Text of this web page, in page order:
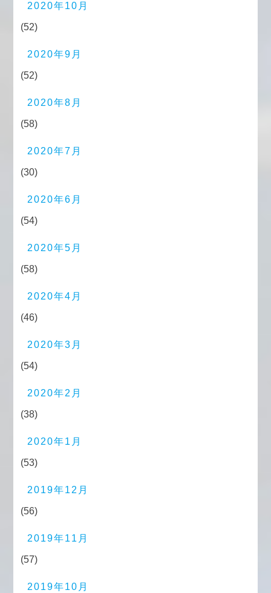
2020年10月
(52)
2020年9月
(52)
2020年8月
(58)
2020年7月
(30)
2020年6月
(54)
2020年5月
(58)
2020年4月
(46)
2020年3月
(54)
2020年2月
(38)
2020年1月
(53)
2019年12月
(56)
2019年11月
(57)
2019年10月